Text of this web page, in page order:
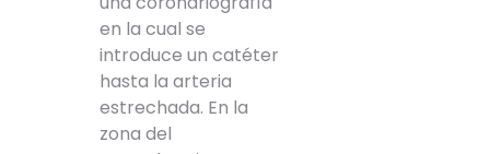
en la cual se
introduce un catéter
hasta la arteria
estrechada. En la
zona del